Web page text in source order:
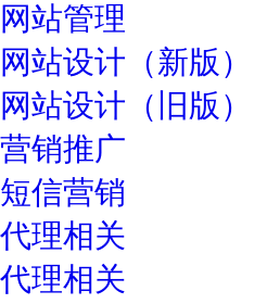
网站管理
网站设计（新版）
网站设计（旧版）
营销推广
短信营销
代理相关
代理相关